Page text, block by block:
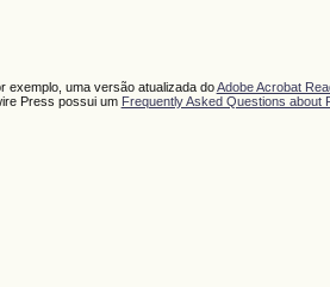
exemplo, uma versão atualizada doAdobe Acrobat
Press possui um Frequently Asked Questions about